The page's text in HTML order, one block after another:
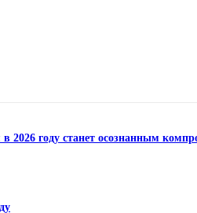
2026 году станет осознанным